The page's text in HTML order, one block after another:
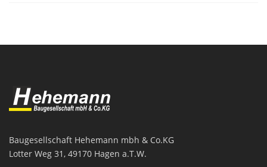
Baugesellschaft Hehemann mbh & Co.KG
Lotter Weg 31, 49170 Hagen a.T.W.